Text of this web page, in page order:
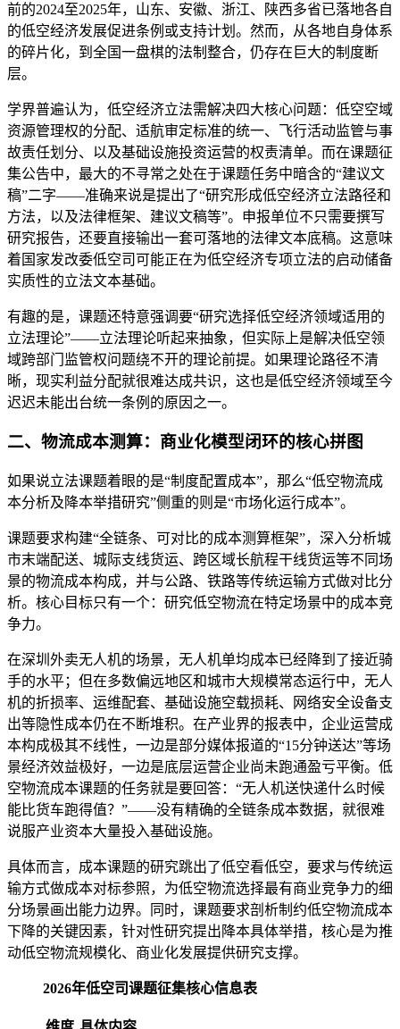
前的2024至2025年，山东、安徽、浙江、陕西多省已落地各自
的低空经济发展促进条例或支持计划。然而，从各地自身体系
的碎片化，到全国一盘棋的法制整合，仍存在巨大的制度断
层。
学界普遍认为，低空经济立法需解决四大核心问题：低空空域
资源管理权的分配、适航审定标准的统一、飞行活动监管与事
故责任划分、以及基础设施投资运营的权责清单。而在课题征
集公告中，最大的不寻常之处在于课题任务中暗含的“建议文
稿”二字——准确来说是提出了“研究形成低空经济立法路径和
方法，以及法律框架、建议文稿等”。申报单位不只需要撰写
研究报告，还要直接输出一套可落地的法律文本底稿。这意味
着国家发改委低空司可能正在为低空经济专项立法的启动储备
实质性的立法文本基础。
有趣的是，课题还特意强调要“研究选择低空经济领域适用的
立法理论”——立法理论听起来抽象，但实际上是解决低空领
域跨部门监管权问题绕不开的理论前提。如果理论路径不清
晰，现实利益分配就很难达成共识，这也是低空经济领域至今
迟迟未能出台统一条例的原因之一。
二、物流成本测算：商业化模型闭环的核心拼图
如果说立法课题着眼的是“制度配置成本”，那么“低空物流成
本分析及降本举措研究”侧重的则是“市场化运行成本”。
课题要求构建“全链条、可对比的成本测算框架”，深入分析城
市末端配送、城际支线货运、跨区域长航程干线货运等不同场
景的物流成本构成，并与公路、铁路等传统运输方式做对比分
析。核心目标只有一个：研究低空物流在特定场景中的成本竞
争力。
在深圳外卖无人机的场景，无人机单均成本已经降到了接近骑
手的水平；但在多数偏远地区和城市大规模常态运行中，无人
机的折损率、运维配套、基础设施空载损耗、网络安全设备支
出等隐性成本仍在不断堆积。在产业界的报表中，企业运营成
本构成极其不线性，一边是部分媒体报道的“15分钟送达”等场
景经济效益极好，一边是底层运营企业尚未跑通盈亏平衡。低
空物流成本课题的任务就是要回答：“无人机送快递什么时候
能比货车跑得值？”——没有精确的全链条成本数据，就很难
说服产业资本大量投入基础设施。
具体而言，成本课题的研究跳出了低空看低空，要求与传统运
输方式做成本对标参照，为低空物流选择最有商业竞争力的细
分场景画出能力边界。同时，课题要求剖析制约低空物流成本
下降的关键因素，针对性研究提出降本具体举措，核心是为推
动低空物流规模化、商业化发展提供研究支撑。
2026年低空司课题征集核心信息表